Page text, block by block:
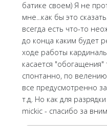
батике своем) Я не
мне...как бы это
всегда есть что-то
до конца каким будет
ходе работы
касается
спонтанно, по
все предусмотренно
т.д. Но как для
mickic - спасибо за